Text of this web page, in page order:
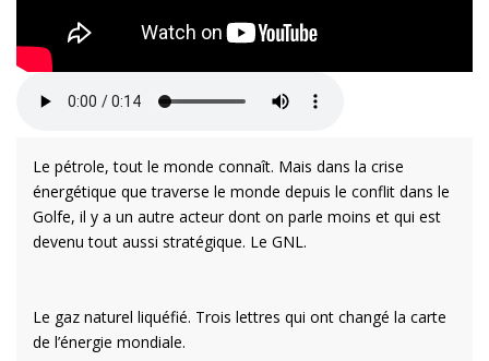
Le pétrole, tout le monde connaît. Mais dans la crise
énergétique que traverse le monde depuis le conflit dans le
Golfe, il y a un autre acteur dont on parle moins et qui est
devenu tout aussi stratégique. Le GNL.
Le gaz naturel liquéfié. Trois lettres qui ont changé la carte
de l’énergie mondiale.